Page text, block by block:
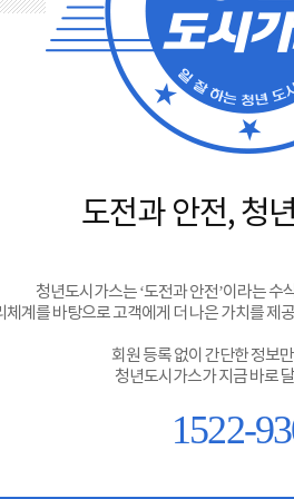
도전과 안전, 청
청년도시가스는 ‘도전과 안전’이라는 수
체계를 바탕으로 고객에게 더 나은 가치를 제
회원 등록 없이 간단한 정보
청년도시가스가 지금 바로
1522-